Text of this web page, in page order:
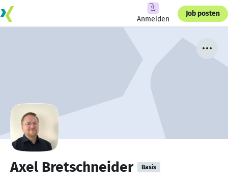
Anmelden
Job posten
Axel Bretschneider Basis